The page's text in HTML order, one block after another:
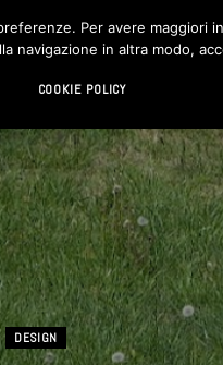
HI-TECH CHI
DESIGN
Per avere maggiori
navigazione in altra modo,
COOKIE POLICY